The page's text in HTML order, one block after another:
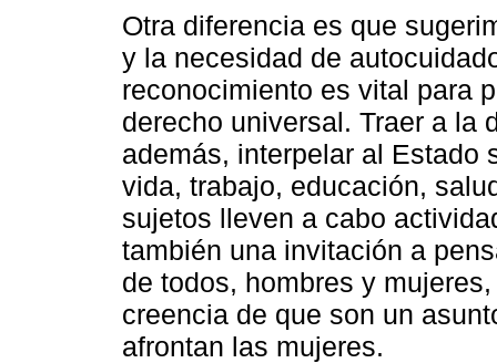
Otra diferencia es que
y la necesidad de
reconocimiento es vital para
derecho universal. Traer a la
además, interpelar al Estado
vida, trabajo, educación,
sujetos lleven a cabo
también una invitación a
de todos, hombres y
creencia de que son un
afrontan las mujeres.